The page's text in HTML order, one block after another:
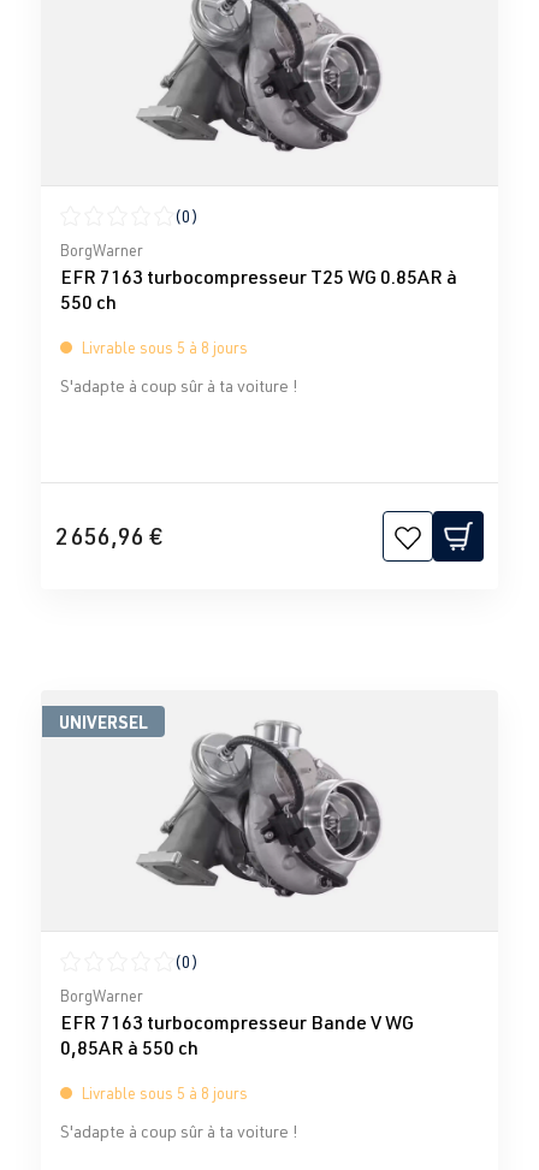
Note moyenne de 0 sur 5 étoiles
(0)
BorgWarner
EFR 7163 turbocompresseur T25 WG 0.85AR à
550 ch
Livrable sous 5 à 8 jours
S'adapte à coup sûr à ta voiture !
2 656,96 €
UNIVERSEL
Note moyenne de 0 sur 5 étoiles
(0)
BorgWarner
EFR 7163 turbocompresseur Bande V WG
0,85AR à 550 ch
Livrable sous 5 à 8 jours
S'adapte à coup sûr à ta voiture !